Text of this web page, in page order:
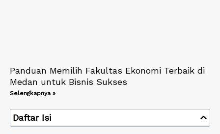
Panduan Memilih Fakultas Ekonomi Terbaik di
Medan untuk Bisnis Sukses
Selengkapnya »
Daftar Isi